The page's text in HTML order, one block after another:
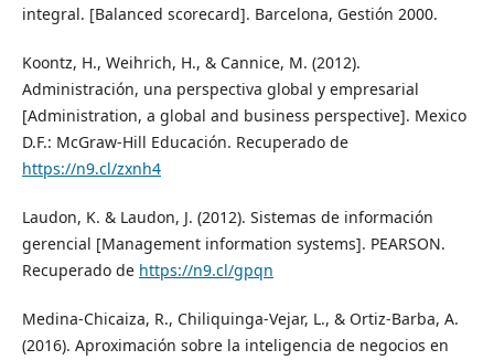
integral. [Balanced scorecard]. Barcelona, Gestión 2000.
Koontz, H., Weihrich, H., & Cannice, M. (2012).
Administración, una perspectiva global y empresarial
[Administration, a global and business perspective]. Mexico
D.F.: McGraw-Hill Educación. Recuperado de
https://n9.cl/zxnh4
Laudon, K. & Laudon, J. (2012). Sistemas de información
gerencial [Management information systems]. PEARSON.
Recuperado de https://n9.cl/gpqn
Medina-Chicaiza, R., Chiliquinga-Vejar, L., & Ortiz-Barba, A.
(2016). Aproximación sobre la inteligencia de negocios en